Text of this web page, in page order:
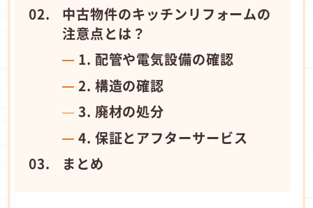
中古物件のキッチンリフォームの
注意点とは？
1. 配管や電気設備の確認
2. 構造の確認
3. 廃材の処分
4. 保証とアフターサービス
まとめ